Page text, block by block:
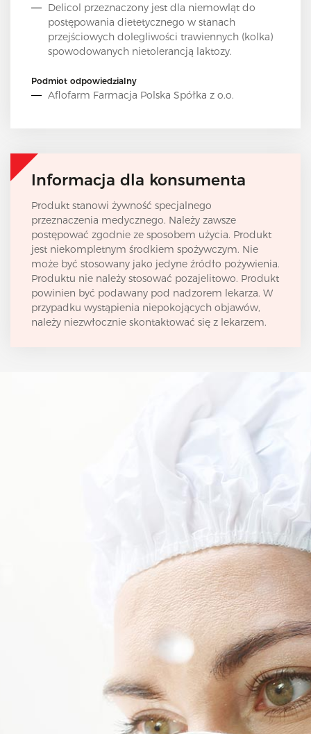
Delicol przeznaczony jest dla niemowląt do
postępowania dietetycznego w stanach
przejściowych dolegliwości trawiennych (kolka)
spowodowanych nietolerancją laktozy.
Podmiot odpowiedzialny
Aflofarm Farmacja Polska Spółka z o.o.
Informacja dla konsumenta
Produkt stanowi żywność specjalnego
przeznaczenia medycznego. Należy zawsze
postępować zgodnie ze sposobem użycia. Produkt
jest niekompletnym środkiem spożywczym. Nie
może być stosowany jako jedyne źródło pożywienia.
Produktu nie należy stosować pozajelitowo. Produkt
powinien być podawany pod nadzorem lekarza. W
przypadku wystąpienia niepokojących objawów,
należy niezwłocznie skontaktować się z lekarzem.